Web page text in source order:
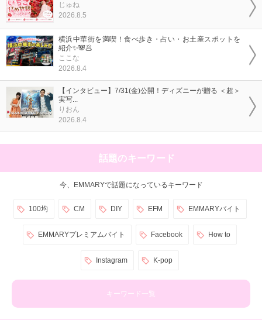
じゅね
2026.8.5
横浜中華街を満喫！食べ歩き・占い・お土産スポットを
紹介✨🐼🥟
ここな
2026.8.4
【インタビュー】7/31(金)公開！ディズニーが贈る ＜超＞
実写...
りおん
2026.8.4
話題のキーワード
今、EMMARYで話題になっているキーワード
100均 CM DIY EFM EMMARYバイト
EMMARYプレミアムバイト Facebook How to
Instagram K-pop
キーワード一覧